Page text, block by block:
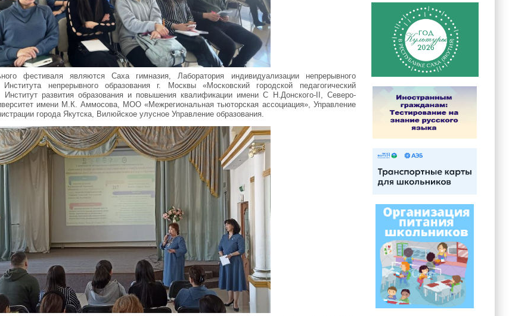
фестиваля являются Саха гимназия, Лаборатория индивидуализации непрерывного
непрерывного образования г. Москвы «Московский городской педагогический
развития образования и повышения квалификации имени С Н.Донского-II, Северо-
имени М.К. Аммосова, МОО «Межрегиональная тьюторская ассоциация», Управление
города Якутска, Вилюйское улусное Управление образования.